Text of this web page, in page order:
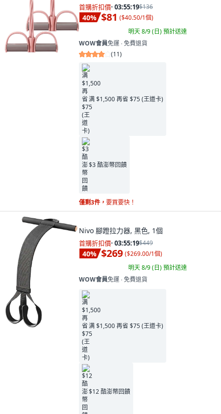
首購折扣價· 03:55:18$136
40% $81 ($40.50/1個)
明天 8/9 (日)預計送達
WOW會員免運 ∙ 免費退貨
(11)
满 $1,500 再省 $75 (王道卡)
$3 酷澎幣回饋
僅剩3件， 要買要快！
Nivo 腳蹬拉力器, 黑色, 1個
首購折扣價· 03:55:18$449
40% $269 ($269.00/1個)
明天 8/9 (日)預計送達
WOW會員免運 ∙ 免費退貨
满 $1,500 再省 $75 (王道卡)
$12 酷澎幣回饋